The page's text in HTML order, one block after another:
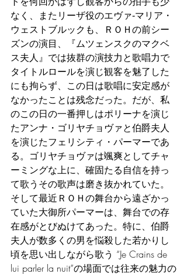
なく、またリーザ役のエヴァ‐マリア・
ウェストブルックも、ＲＯＨの前シー
ズンの演目、『ムツェンスクのマクベ
ス夫人』では抜群の演技力と歌唱力で
タイトルロールを演じ観客を魅了した
にも拘らず、この日は歌唱に安定感が
なかったことは残念だった。だが、私
のこの日の一番押しはポリーナを演じ
たアンナ・ゴリヤチョヴァと伯爵夫人
を演じたフェリシティ・パーマーであ
る。ゴリヤチョヴァは颯爽としてチャ
ーミングな上に、確固たる自信を持っ
て歌うその歌声は磨き抜かれていた。
そして最近ＲＯＨの舞台から遠ざかっ
ていた大御所パーマーは、舞台での存
在感がとびぬけてあった。特に、伯爵
夫人が数多くの男を悩殺した若かりし
頃を思い出しながら歌う “Je Crains de
lui parler la nuit”の場面では往来の魅力の